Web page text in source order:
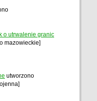
o utrwalenie granic
mazowieckie]
utworzono